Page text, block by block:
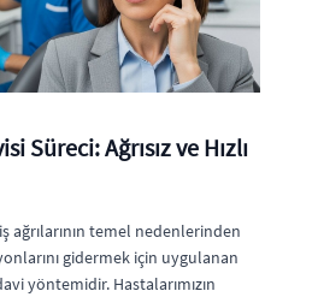
Süreci: Ağrısız ve Hızlı
ağrılarının temel nedenlerinden
gidermek için uygulanan
yöntemidir. Hastalarımızın